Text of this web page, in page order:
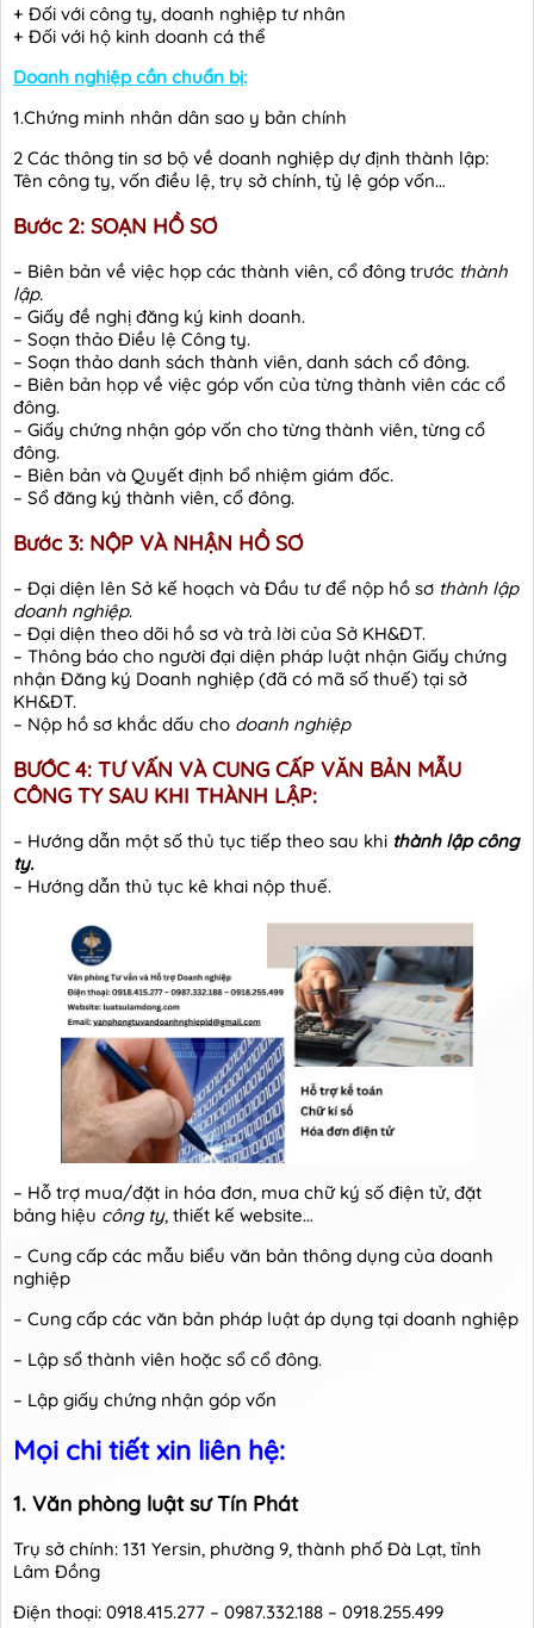
+ Đối với công ty, doanh nghiệp tư nhân
+ Đối với hộ kinh doanh cá thể
Doanh nghiệp cần chuẩn bị:
1.Chứng minh nhân dân sao y bản chính
2 Các thông tin sơ bộ về doanh nghiệp dự định thành lập:
Tên công ty, vốn điều lệ, trụ sở chính, tỷ lệ góp vốn…
Bước 2: SOẠN HỒ SƠ
– Biên bản về việc họp các thành viên, cổ đông trước thành
lập.
– Giấy đề nghị đăng ký kinh doanh.
– Soạn thảo Điều lệ Công ty.
– Soạn thảo danh sách thành viên, danh sách cổ đông.
– Biên bản họp về việc góp vốn của từng thành viên các cổ
đông.
– Giấy chứng nhận góp vốn cho từng thành viên, từng cổ
đông.
– Biên bản và Quyết định bổ nhiệm giám đốc.
– Sổ đăng ký thành viên, cổ đông.
Bước 3: NỘP VÀ NHẬN HỒ SƠ
– Đại diện lên Sở kế hoạch và Đầu tư để nộp hồ sơ thành lập
doanh nghiệp.
– Đại diện theo dõi hồ sơ và trả lời của Sở KH&ĐT.
– Thông báo cho người đại diện pháp luật nhận Giấy chứng
nhận Đăng ký Doanh nghiệp (đã có mã số thuế) tại sở
KH&ĐT.
– Nộp hồ sơ khắc dấu cho doanh nghiệp
BƯỚC 4: TƯ VẤN VÀ CUNG CẤP VĂN BẢN MẪU
CÔNG TY SAU KHI THÀNH LẬP:
– Hướng dẫn một số thủ tục tiếp theo sau khi thành lập công
ty.
– Hướng dẫn thủ tục kê khai nộp thuế.
– Hỗ trợ mua/đặt in hóa đơn, mua chữ ký số điện tử, đặt
bảng hiệu công ty, thiết kế website…
– Cung cấp các mẫu biểu văn bản thông dụng của doanh
nghiệp
– Cung cấp các văn bản pháp luật áp dụng tại doanh nghiệp
– Lập sổ thành viên hoặc sổ cổ đông.
– Lập giấy chứng nhận góp vốn
Mọi chi tiết xin liên hệ:
1. Văn phòng luật sưTín Phát
Trụ sở chính: 131 Yersin, phường 9, thành phố Đà Lạt, tỉnh
Lâm Đồng
Điện thoại: 0918.415.277 – 0987.332.188 – 0918.255.499